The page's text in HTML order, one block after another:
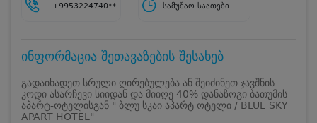
+9953224740** სამუშაო საათები
ინფორმაცია შეთავაზების შესახებ
გადაიხადეთ სრული ღირებულება ან შეიძინეთ ჯავშნის
კოდი ასარჩევი სიიდან და მიიღე 40% დანაზოგი ბათუმის
აპარტ-ოტელისგან " ბლუ სკაი აპარტ ოტელი / BLUE SKY
APART HOTEL"